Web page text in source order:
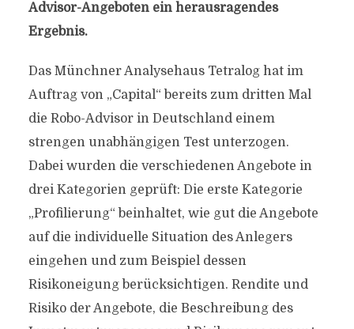
Advisor-Angeboten ein herausragendes
Ergebnis.
Das Münchner Analysehaus Tetralog hat im
Auftrag von „Capital“ bereits zum dritten Mal
die Robo-Advisor in Deutschland einem
strengen unabhängigen Test unterzogen.
Dabei wurden die verschiedenen Angebote in
drei Kategorien geprüft: Die erste Kategorie
„Profilierung“ beinhaltet, wie gut die Angebote
auf die individuelle Situation des Anlegers
eingehen und zum Beispiel dessen
Risikoneigung berücksichtigen. Rendite und
Risiko der Angebote, die Beschreibung des